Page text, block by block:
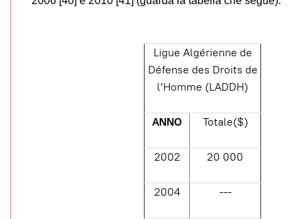
Ligue Algérienne de
Défense des Droits de
l’Homme (LADDH)
ANNO Totale($)
2002 20 000
2004 ---